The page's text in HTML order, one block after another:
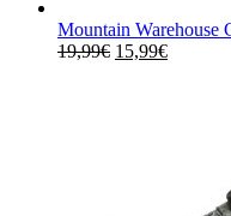
Mountain Warehouse
19,99€ El
15,99€El